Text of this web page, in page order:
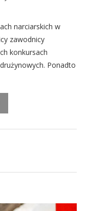
narciarskich w
zawodnicy
konkursach
Ponadto